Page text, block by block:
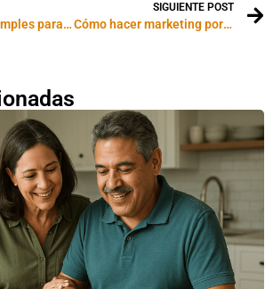
3 estrategias simples para aumentar las ventas de tu negocio
SIGUIENTE POST
Cómo hacer marketing por SMS